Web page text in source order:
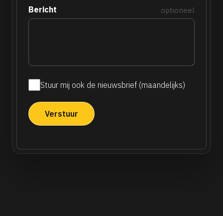
Bericht optioneel
Maandelijkse
nieuwsbrief
Stuur mij ook de nieuwsbrief (maandelijks)